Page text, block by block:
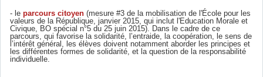
- le parcours citoyen (mesure #3 de la mobilisation de l'École pour les
valeurs de la République, janvier 2015, qui inclut l'Education Morale et
Civique, BO spécial n°5 du 25 juin 2015). Dans le cadre de ce
parcours, qui favorise la solidarité, l’entraide, la coopération, le sens de
l’intérêt général, les élèves doivent notamment aborder les principes et
les différentes formes de solidarité, et la question de la responsabilité
individuelle.